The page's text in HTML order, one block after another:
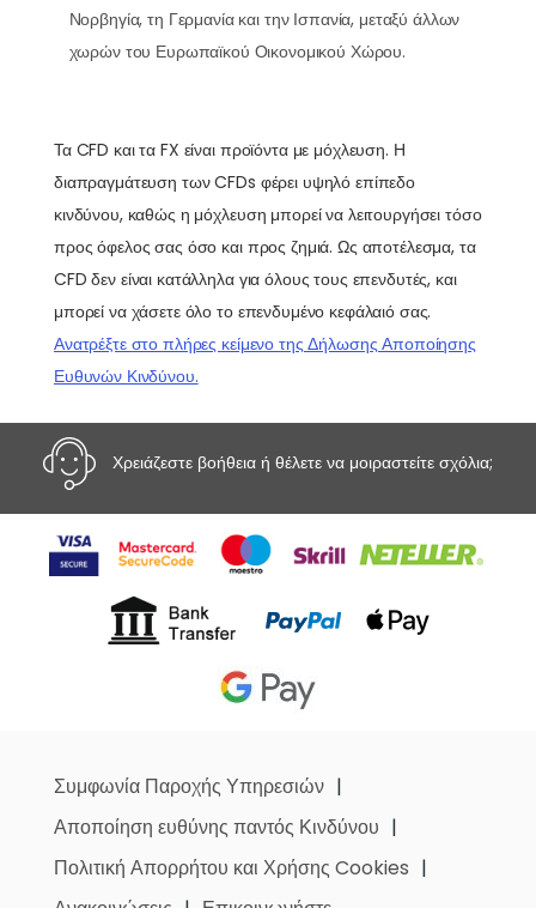
Νορβηγία, τη Γερμανία και την Ισπανία, μεταξύ άλλων
χωρών του Ευρωπαϊκού Οικονομικού Χώρου.
Τα CFD και τα FX είναι προϊόντα με μόχλευση. Η
διαπραγμάτευση των CFDs φέρει υψηλό επίπεδο
κινδύνου, καθώς η μόχλευση μπορεί να λειτουργήσει τόσο
προς όφελος σας όσο και προς ζημιά. Ως αποτέλεσμα, τα
CFD δεν είναι κατάλληλα για όλους τους επενδυτές, και
μπορεί να χάσετε όλο το επενδυμένο κεφάλαιό σας.
Ανατρέξτε στο πλήρες κείμενο της Δήλωσης Αποποίησης
Ευθυνών Κινδύνου.
Χρειάζεστε βοήθεια ή θέλετε να μοιραστείτε σχόλια;
Συμφωνία Παροχής Υπηρεσιών
Αποποίηση ευθύνης παντός Κινδύνου
Πολιτική Απορρήτου και Χρήσης Cookies